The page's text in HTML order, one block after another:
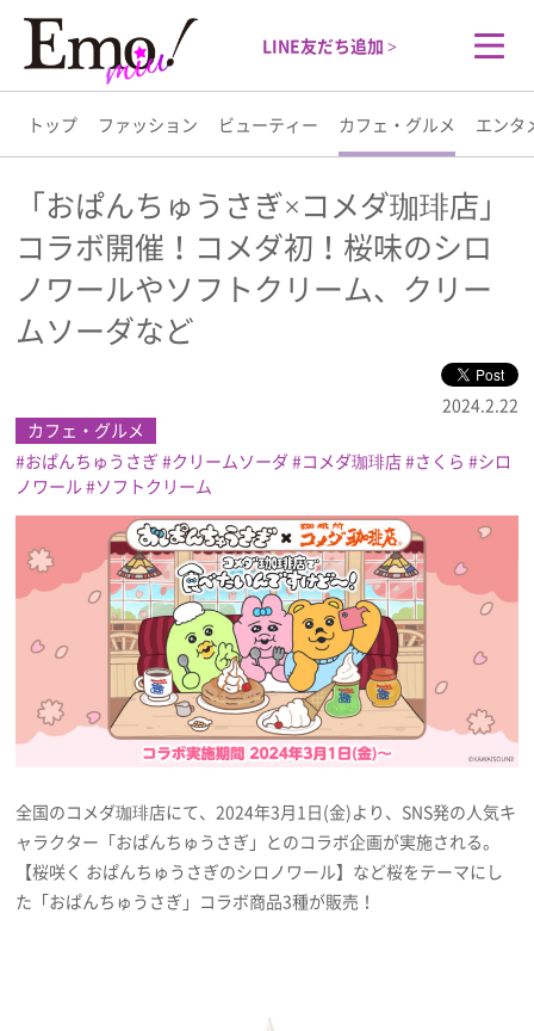
LINE友だち追加 >
トップ ファッション ビューティー カフェ・グルメ エンタ
トップ
ファッション
ビューティー
エンタメ
ライフスタイル
プレゼント
インタビュー
フィルム
Emoメン
ランキング
「おぱんちゅうさぎ×コメダ珈琲店」
コラボ開催！コメダ初！桜味のシロ
ノワールやソフトクリーム、クリー
ムソーダなど
2024.2.22
カフェ・グルメ
おぱんちゅうさぎ
クリームソーダ コメダ珈琲店 さくら
シロ
ノワール
ソフトクリーム
全国のコメダ珈琲店にて、2024年3月1日(金)より、SNS発の人気キ
ャラクター「おぱんちゅうさぎ」とのコラボ企画が実施される。
【桜咲く おぱんちゅうさぎのシロノワール】など桜をテーマにし
た「おぱんちゅうさぎ」コラボ商品3種が販売！